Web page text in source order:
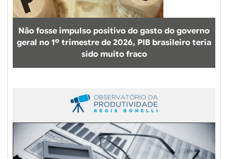
Não fosse impulso positivo do gasto do governo
geral no 1º trimestre de 2026, PIB brasileiro teria
sido muito fraco